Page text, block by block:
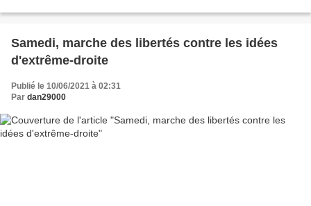
Samedi, marche des libertés contre les idées
d'extrême-droite
Publié le 10/06/2021 à 02:31
Par dan29000